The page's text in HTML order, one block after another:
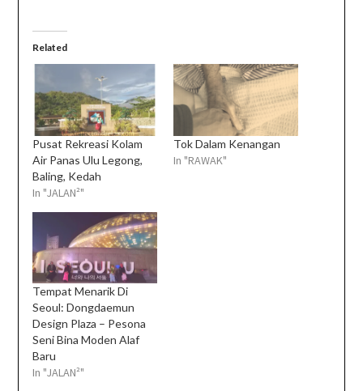
Related
Pusat Rekreasi Kolam
Air Panas Ulu Legong,
Baling, Kedah
In "JALAN²"
Tok Dalam Kenangan
In "RAWAK"
Tempat Menarik Di
Seoul: Dongdaemun
Design Plaza – Pesona
Seni Bina Moden Alaf
Baru
In "JALAN²"